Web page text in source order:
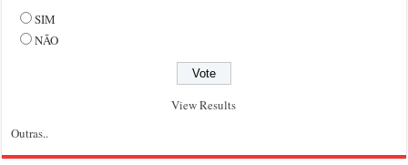
SIM
NÃO
View Results
Outras..